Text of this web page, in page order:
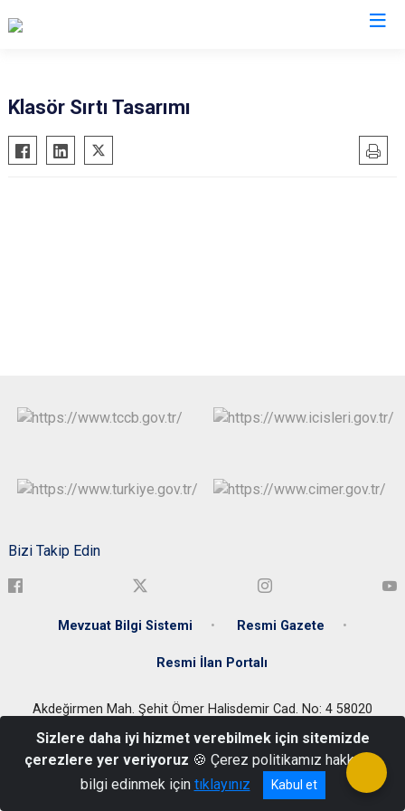
Klasör Sırtı Tasarımı
Bizi Takip Edin
Mevzuat Bilgi Sistemi Resmi Gazete
Resmi İlan Portalı
Akdeğirmen Mah. Şehit Ömer Halisdemir Cad. No: 4 58020
+90 346 224 44 88
Sizlere daha iyi hizmet verebilmek için sitemizde
çerezlere yer veriyoruz 🍪 Çerez politikamız hakkında
bilgi edinmek için tıklayınız Kabul et